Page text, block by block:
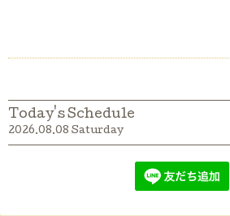
Today's Schedule
2026.08.08 Saturday